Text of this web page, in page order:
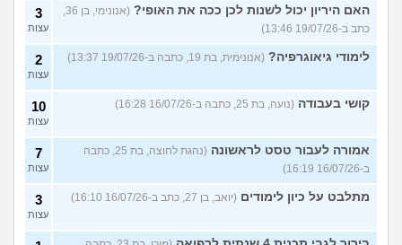
האם היריון יכול לשנות לכן ככה את האופי?
(אנונימי, בן 36,
כתב ב-19/07/26 13:46)
3
עצות
לימודי גיאוגרפיה? (אנונימית, בת 19, כתבה ב-19/07/26 13:37) 2
עצות
קושי בעבודה (נועה, בת 25, כתבה ב-16/07/26 16:28) 10
עצות
אמורה לעבור טסט לראשונה
(נהגת לחוצה, בת 25, כתבה
ב-16/07/26 16:19)
7
עצות
מתלבט על כיון לימודים (יואב, בן 27, כתב ב-16/07/26 16:10) 3
עצות